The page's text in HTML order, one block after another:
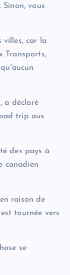
vous
villes, car la
Transports,
a déclaré
trip aux
des pays à
canadien
raison de
tournée vers
se